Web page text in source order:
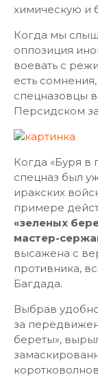
химическую и
Когда мы
оппозиция
воевать с
есть
спецназовцы
Персидском
Когда «Буря в
спецназ был
иракских
примере
«зеленых
мастер-
высажена с
противника,
Багдада.
Выбрав
за
береты»,